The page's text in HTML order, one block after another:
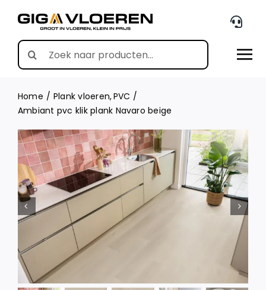
content
Search
for:
Home Plank vloeren PVC
Ambiant pvc klik plank Navaro beige